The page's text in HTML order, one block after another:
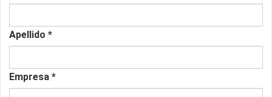
Apellido *
Empresa *